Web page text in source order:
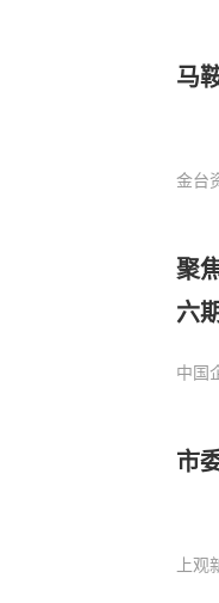
马
金台
聚
六
中国
市
上观